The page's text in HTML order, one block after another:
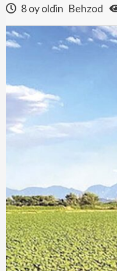
8 oy oldin Behzod